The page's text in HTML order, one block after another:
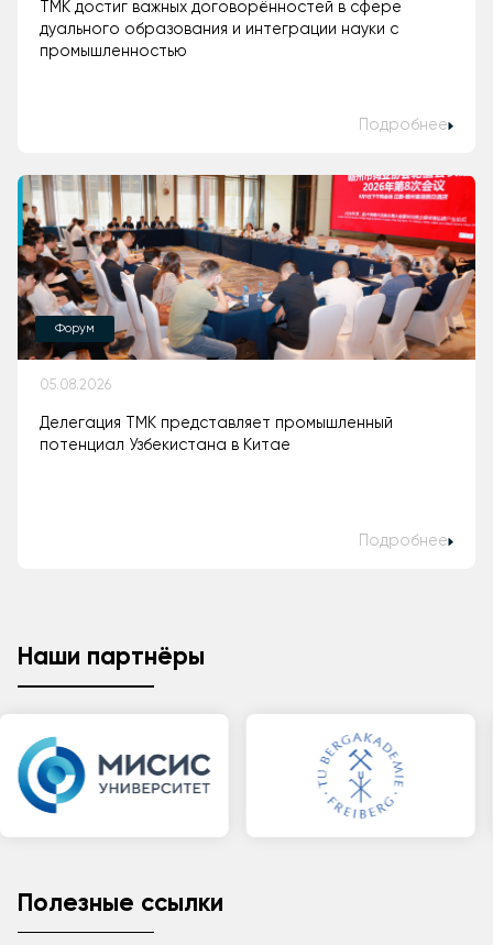
ТМК достиг важных договорённостей в сфере
дуального образования и интеграции науки с
промышленностью
Подробнее
Форум
05.08.2026
Делегация ТМК представляет промышленный
потенциал Узбекистана в Китае
Подробнее
Наши партнёры
Полезные ссылки